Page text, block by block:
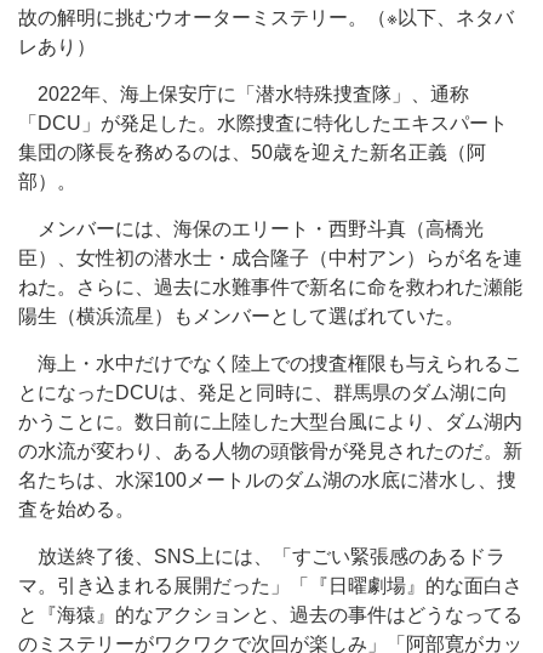
故の解明に挑むウオーターミステリー。（※以下、ネタバ
レあり）
2022年、海上保安庁に「潜水特殊捜査隊」、通称
「DCU」が発足した。水際捜査に特化したエキスパート
集団の隊長を務めるのは、50歳を迎えた新名正義（阿
部）。
メンバーには、海保のエリート・西野斗真（高橋光
臣）、女性初の潜水士・成合隆子（中村アン）らが名を連
ねた。さらに、過去に水難事件で新名に命を救われた瀬能
陽生（横浜流星）もメンバーとして選ばれていた。
海上・水中だけでなく陸上での捜査権限も与えられるこ
とになったDCUは、発足と同時に、群馬県のダム湖に向
かうことに。数日前に上陸した大型台風により、ダム湖内
の水流が変わり、ある人物の頭骸骨が発見されたのだ。新
名たちは、水深100メートルのダム湖の水底に潜水し、捜
査を始める。
放送終了後、SNS上には、「すごい緊張感のあるドラ
マ。引き込まれる展開だった」「『日曜劇場』的な面白さ
と『海猿』的なアクションと、過去の事件はどうなってる
のミステリーがワクワクで次回が楽しみ」「阿部寛がカッ